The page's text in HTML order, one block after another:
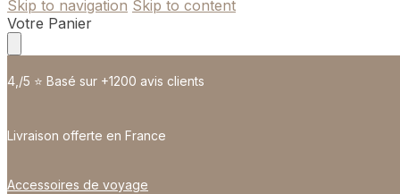
Skip to navigation Skip to content
Votre Panier
4,/5 ⭐️ Basé sur +1200 avis clients
Livraison offerte en France
Accessoires de voyage